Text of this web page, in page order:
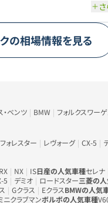
の相場情報を見る
・ベンツ BMW フォルクスワー
フォレスター レヴォーグ CX-5
RX NX IS日産の人気車種セレナ
5 デミオ ロードスター三菱の
Gクラス EクラスBMWの人気
ニクラブマンボルボの人気車種